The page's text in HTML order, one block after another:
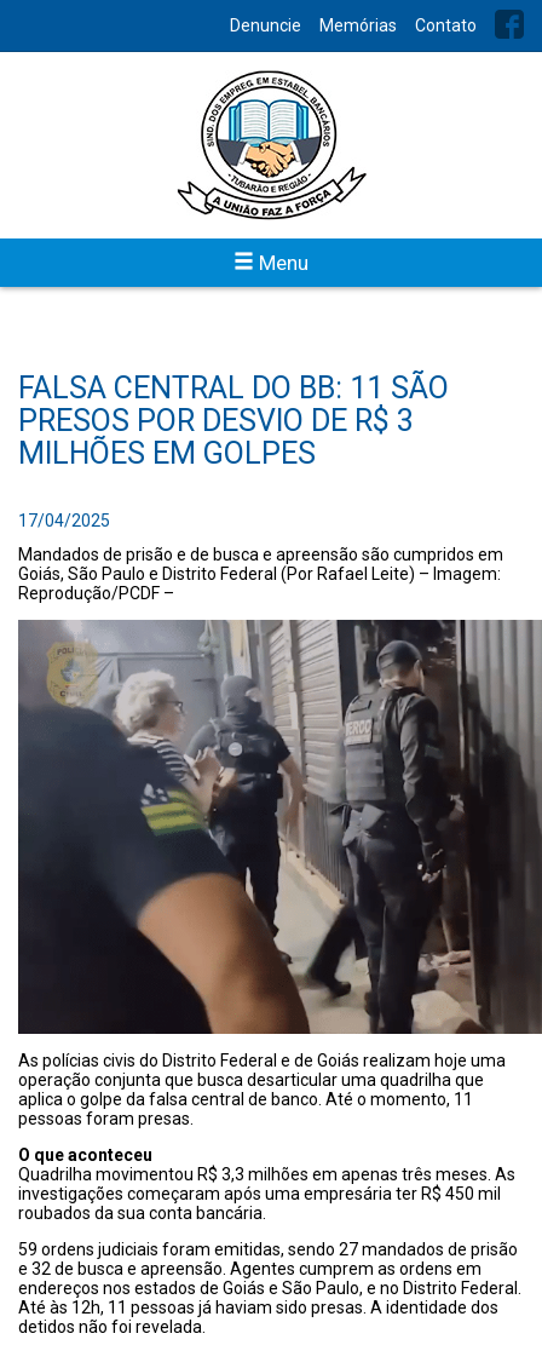
Denuncie Memórias Contato
Menu
FALSA CENTRAL DO BB: 11 SÃO
PRESOS POR DESVIO DE R$ 3
MILHÕES EM GOLPES
17/04/2025
Mandados de prisão e de busca e apreensão são cumpridos em
Goiás, São Paulo e Distrito Federal (Por Rafael Leite) – Imagem:
Reprodução/PCDF –
As polícias civis do Distrito Federal e de Goiás realizam hoje uma
operação conjunta que busca desarticular uma quadrilha que
aplica o golpe da falsa central de banco. Até o momento, 11
pessoas foram presas.
O que aconteceu
Quadrilha movimentou R$ 3,3 milhões em apenas três meses. As
investigações começaram após uma empresária ter R$ 450 mil
roubados da sua conta bancária.
59 ordens judiciais foram emitidas, sendo 27 mandados de prisão
e 32 de busca e apreensão. Agentes cumprem as ordens em
endereços nos estados de Goiás e São Paulo, e no Distrito Federal.
Até às 12h, 11 pessoas já haviam sido presas. A identidade dos
detidos não foi revelada.